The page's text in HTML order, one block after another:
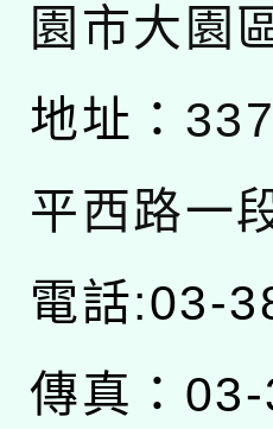
園市大園
地址：
平西路一
電話:03-
傳真：